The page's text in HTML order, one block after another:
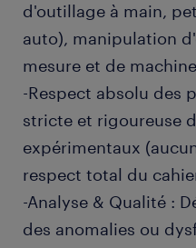
d'outillage à main,
auto), manipulation
mesure et de
-Respect absolu des
stricte et rigoureuse
expérimentaux
respect total du
-Analyse & Qualité :
des anomalies ou